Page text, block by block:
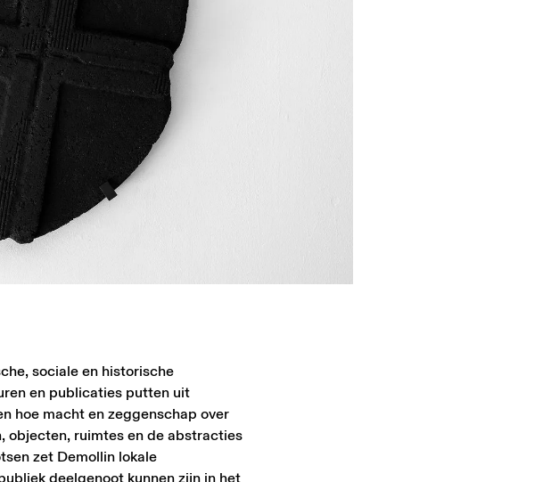
sociale en historische
en publicaties putten uit
hoe macht en zeggenschap over
objecten, ruimtes en de abstracties
zet Demollin lokale
deelgenoot kunnen zijn in het